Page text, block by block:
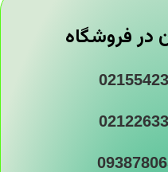
در فروشگاه